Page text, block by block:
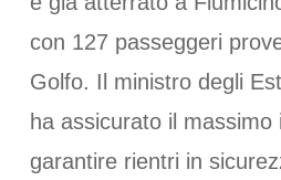
con 127 passeggeri
Golfo. Il ministro degli
ha assicurato il massimo
garantire rientri in